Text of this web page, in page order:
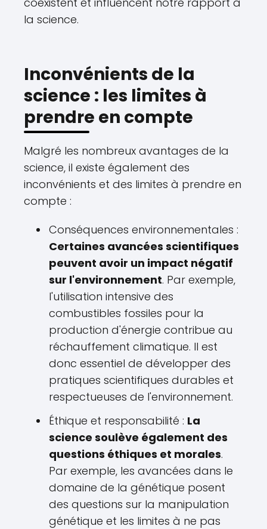
la science.
Inconvénients de la
science : les limites à
prendre en compte
Malgré les nombreux avantages de la
science, il existe également des
inconvénients et des limites à prendre en
compte :
Conséquences environnementales :
Certaines avancées scientifiques
peuvent avoir un impact négatif
sur l'environnement. Par exemple,
l'utilisation intensive des
combustibles fossiles pour la
production d'énergie contribue au
réchauffement climatique. Il est
donc essentiel de développer des
pratiques scientifiques durables et
respectueuses de l'environnement.
Éthique et responsabilité : La
science soulève également des
questions éthiques et morales.
Par exemple, les avancées dans le
domaine de la génétique posent
des questions sur la manipulation
génétique et les limites à ne pas